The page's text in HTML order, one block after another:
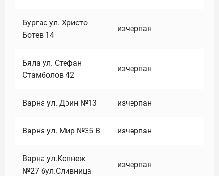
Бургас ул. Христо
Ботев 14
изчерпан
Бяла ул. Стефан
Стамболов 42
изчерпан
Варна ул. Дрин №13 изчерпан
Варна ул. Мир №35 В изчерпан
Варна ул.Копнеж
№27 бул.Сливница
изчерпан